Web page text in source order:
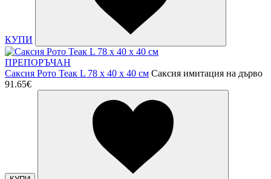
КУПИ
ПРЕПОРЪЧАН
Саксия Рото Теак L 78 x 40 x 40 см Саксия имитация на дърво
91.65€